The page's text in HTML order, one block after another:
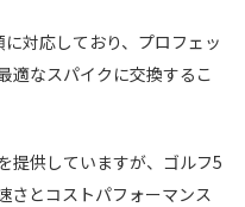
対応しており、プロフェッ
適なスパイクに交換するこ
提供していますが、ゴルフ5
さとコストパフォーマンス